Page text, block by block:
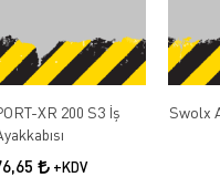
XR 200 S3 İş
+KDV
Swolx